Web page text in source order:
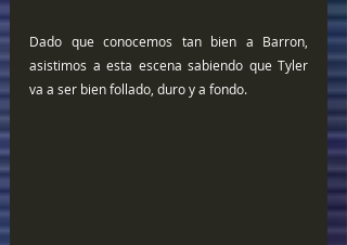
Dado que conocemos tan bien a Barron,
asistimos a esta escena sabiendo que Tyler
va a ser bien follado, duro y a fondo.